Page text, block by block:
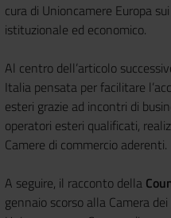
cura di Unioncamere Europa
istituzionale ed economico.
Al centro dell’articolo
Italia pensata per facilitare
esteri grazie ad incontri di
operatori esteri qualificati,
Camere di commercio aderenti.
A seguire, il racconto della
gennaio scorso alla Camera